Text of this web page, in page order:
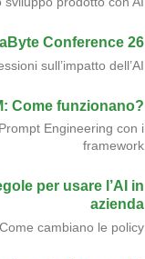
Conference 26
sull’impatto dell’AI
Come funzionano?
Engineering con i
framework
per usare l’AI in
azienda
Come cambiano le policy